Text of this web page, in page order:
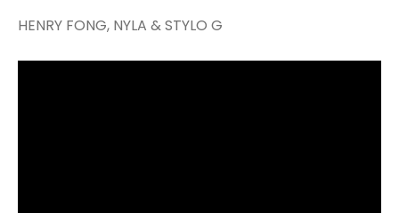
HENRY FONG, NYLA & STYLO G